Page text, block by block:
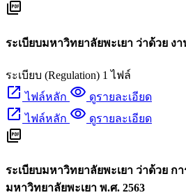
picture_as_pdf
ระเบียบมหาวิทยาลัยพะเยา ว่าด้วย ง
ระเบียบ (Regulation) 1 ไฟล์
open_in_new ไฟล์หลัก visibility ดูรายละเอียด
open_in_new ไฟล์หลัก visibility ดูรายละเอียด
picture_as_pdf
ระเบียบมหาวิทยาลัยพะเยา ว่าด้วย
มหาวิทยาลัยพะเยา พ.ศ. 2563